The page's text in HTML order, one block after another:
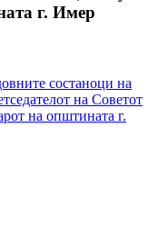
г. Имер